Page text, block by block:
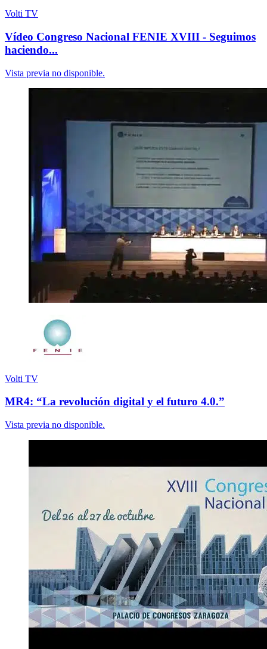
Volti TV
Vídeo Congreso Nacional FENIE XVIII - Seguimos
haciendo...
Vista previa no disponible.
Volti TV
MR4: “La revolución digital y el futuro 4.0.”
Vista previa no disponible.